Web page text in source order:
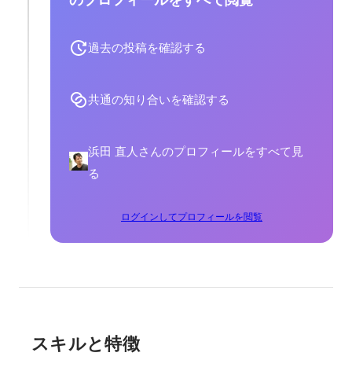
過去の投稿を確認する
共通の知り合いを確認する
浜田 直人さんのプロフィールをすべて見
る
ログインしてプロフィールを閲覧
スキルと特徴